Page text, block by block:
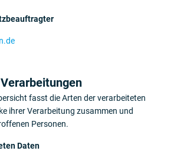
fasst die Arten der verarbeiteten
ihrer Verarbeitung zusammen und
Personen.
Daten